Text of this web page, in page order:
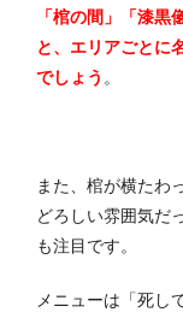
「棺の間」「漆
と、エリアごとに
でしょう 。
また、棺が横たわ
どろしい雰囲気だ
も注目です。
メニューは「死し